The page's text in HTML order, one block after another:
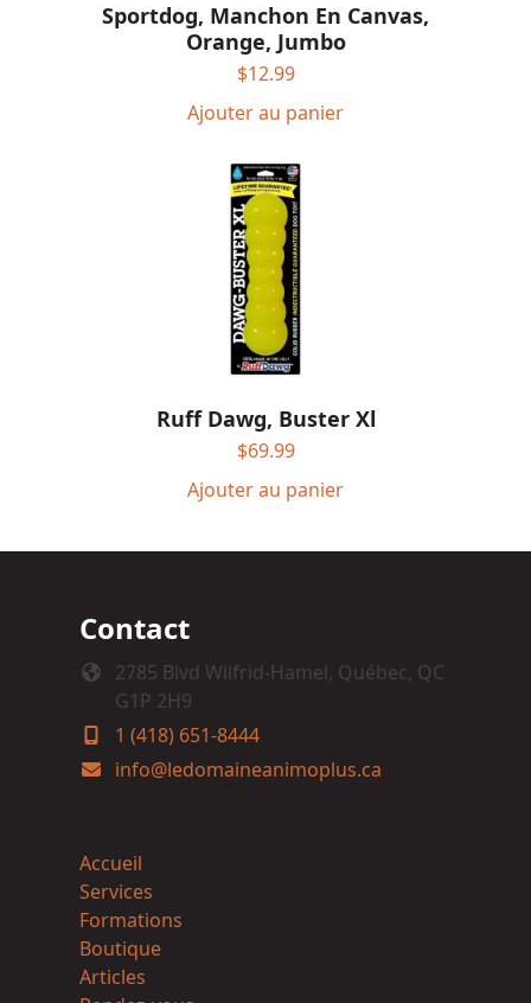
Sportdog, Manchon En Canvas,
Orange, Jumbo
$12.99
Ajouter au panier
Ruff Dawg, Buster Xl
$69.99
Ajouter au panier
Contact
2785 Blvd Wilfrid-Hamel, Québec, QC
G1P 2H9
1 (418) 651-8444
info@ledomaineanimoplus.ca
Accueil
Services
Formations
Boutique
Articles